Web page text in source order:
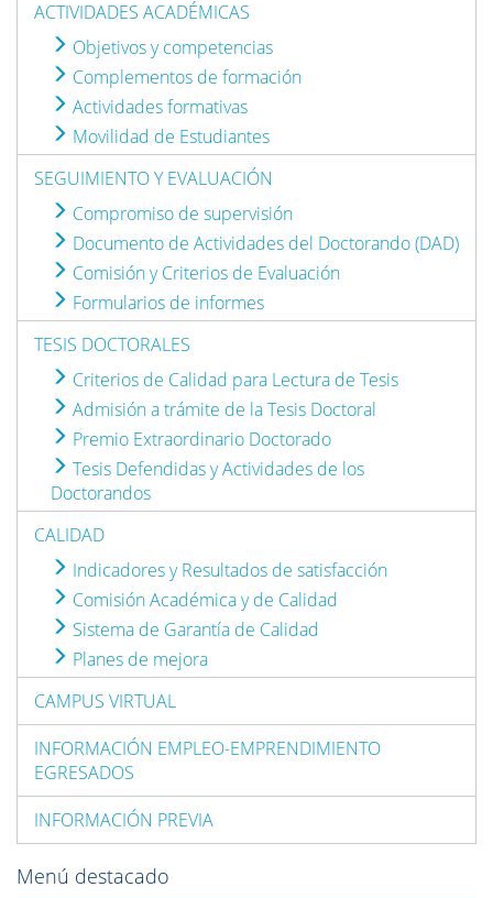
ACTIVIDADES ACADÉMICAS
Objetivos y competencias
Complementos de formación
Actividades formativas
Movilidad de Estudiantes
SEGUIMIENTO Y EVALUACIÓN
Compromiso de supervisión
Documento de Actividades del Doctorando (DAD)
Comisión y Criterios de Evaluación
Formularios de informes
TESIS DOCTORALES
Criterios de Calidad para Lectura de Tesis
Admisión a trámite de la Tesis Doctoral
Premio Extraordinario Doctorado
Tesis Defendidas y Actividades de los
Doctorandos
CALIDAD
Indicadores y Resultados de satisfacción
Comisión Académica y de Calidad
Sistema de Garantía de Calidad
Planes de mejora
CAMPUS VIRTUAL
INFORMACIÓN EMPLEO-EMPRENDIMIENTO
EGRESADOS
INFORMACIÓN PREVIA
Menú destacado